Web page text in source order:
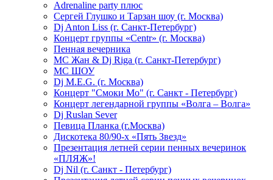
Adrenaline party плюс
Сергей Глушко и Тарзан шоу (г. Москва)
Dj Anton Liss (г. Санкт-Петербург)
Концерт группы «Centr» (г. Москва)
Пенная вечерника
МС Жан & Dj Riga (г. Санкт-Петербург)
МС ШОУ
Dj M.E.G. (г. Москва)
Концерт "Смоки Мо" (г. Санкт - Петербург)
Концерт легендарной группы «Волга – Волга»
Dj Ruslan Sever
Певица Планка (г.Москва)
Дискотека 80/90-х «Пять Звезд»
Презентация летней серии пенных вечеринок
«ПЛЯЖ»!
Dj Nil (г. Санкт - Петербург)